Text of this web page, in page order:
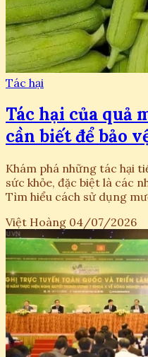
Tác hại
Tác hại của quả
cần biết để bảo
Khám phá những tác hại
sức khỏe, đặc biệt là các
Tìm hiểu cách sử dụng
Việt Hoàng 04/07/2026